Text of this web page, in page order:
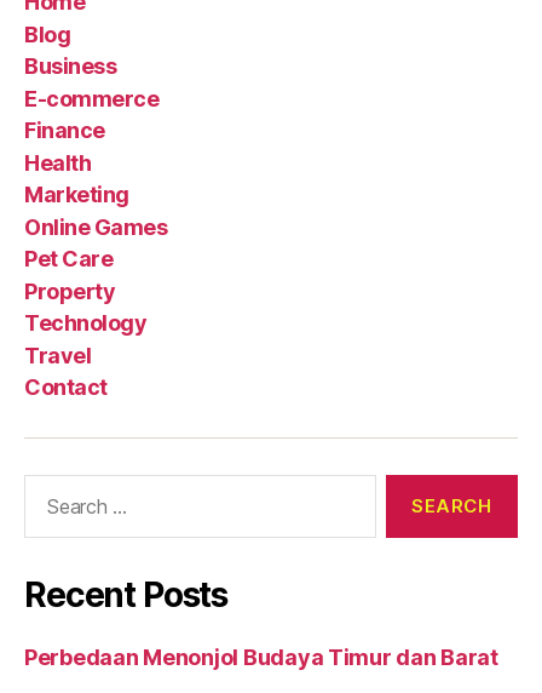
Blog
Business
E-commerce
Finance
Health
Marketing
Online Games
Pet Care
Property
Technology
Travel
Contact
Recent Posts
Perbedaan Menonjol Budaya Timur dan Barat